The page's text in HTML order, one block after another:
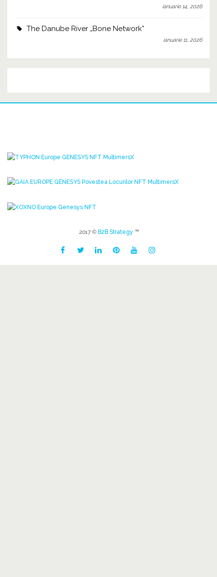
ianuarie 14, 2026
The Danube River „Bone Network”
ianuarie 11, 2026
2017 © B2B Strategy ™